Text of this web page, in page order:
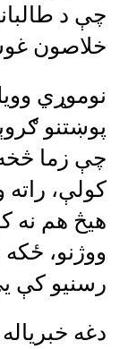
چې د
خلاصون
نوموړي
پوښتنو
چې زما
کولې،
هیڅ هم نه
ووژنو،
رسنیو کې
دغه